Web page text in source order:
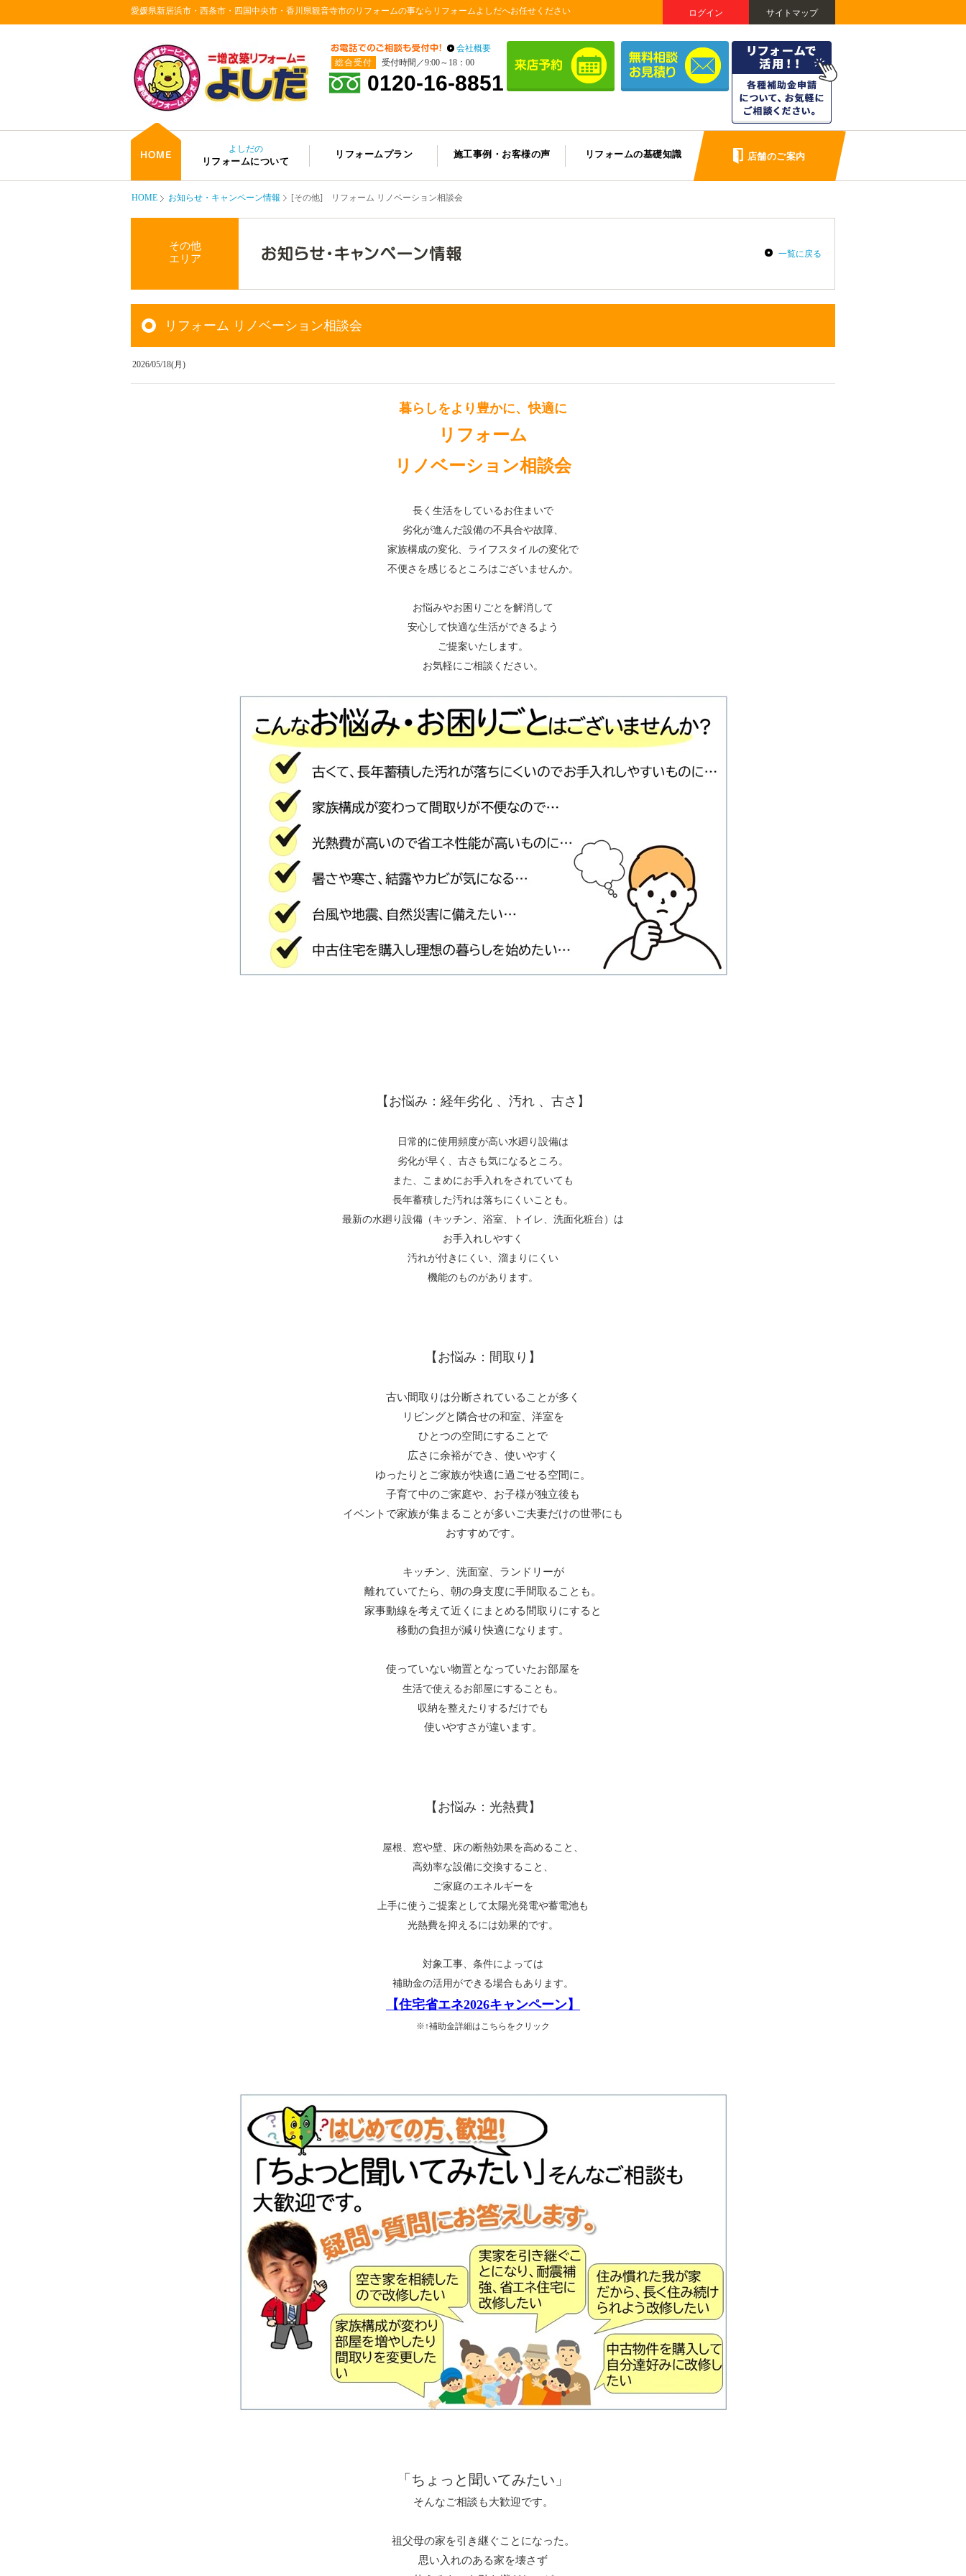
愛媛県新居浜市・西条市・四国中央市・香川県観音寺市のリフォームの事ならリフォームよしだへお任せください サイトマップ
ログイン
会社概要
総合受付
受付時間／9:00～18：00
0120-16-8851
よしだの
リフォームについて
リフォームプラン 施工事例・お客様の声 リフォームの基礎知識 店舗のご案内
HOME お知らせ・キャンペーン情報 [その他] リフォーム リノベーション相談会
その他
エリア
一覧に戻る
リフォーム リノベーション相談会
2026/05/18(月)
暮らしをより豊かに、快適に
リフォーム
リノベーション相談会
長く生活をしているお住まいで
劣化が進んだ設備の不具合や故障、
家族構成の変化、ライフスタイルの変化で
不便さを感じるところはございませんか。
お悩みやお困りごとを解消して
安心して快適な生活ができるよう
ご提案いたします。
お気軽にご相談ください。
【お悩み：経年劣化 、汚れ 、古さ】
日常的に使用頻度が高い水廻り設備は
劣化が早く、古さも気になるところ。
また、こまめにお手入れをされていても
長年蓄積した汚れは落ちにくいことも。
最新の水廻り設備（キッチン、浴室、トイレ、洗面化粧台）は
お手入れしやすく
汚れが付きにくい、溜まりにくい
機能のものがあります。
【お悩み：間取り】
古い間取りは分断されていることが多く
リビングと隣合せの和室、洋室を
ひとつの空間にすることで
広さに余裕ができ、使いやすく
ゆったりとご家族が快適に過ごせる空間に。
子育て中のご家庭や、お子様が独立後も
イベントで家族が集まることが多いご夫妻だけの世帯にも
おすすめです。
キッチン、洗面室、ランドリーが
離れていてたら、朝の身支度に手間取ることも。
家事動線を考えて近くにまとめる間取りにすると
移動の負担が減り快適になります。
使っていない物置となっていたお部屋を
生活で使えるお部屋にすることも。
収納を整えたりするだけでも
使いやすさが違います。
【お悩み：光熱費】
屋根、窓や壁、床の断熱効果を高めること、
高効率な設備に交換すること、
ご家庭のエネルギーを
上手に使うご提案として太陽光発電や蓄電池も
光熱費を抑えるには効果的です。
対象工事、条件によっては
補助金の活用ができる場合もあります。
【住宅省エネ2026キャンペーン】
※↑補助金詳細はこちらをクリック
「ちょっと聞いてみたい」
そんなご相談も大歓迎です。
祖父母の家を引き継ぐことになった。
思い入れのある家を壊さず